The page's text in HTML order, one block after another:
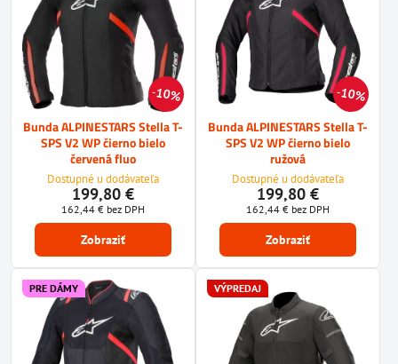
10%
Bunda ALPINESTARS Stella T-
SPS V2 WP čierno bielo
červená fluo
Dostupné u dodávateľa
199,80 €
162,44 € bez DPH
Zobraziť
10%
Bunda ALPINESTARS Stella T-
SPS V2 WP čierno bielo
ružová
Dostupné u dodávateľa
199,80 €
162,44 € bez DPH
Zobraziť
PRE DÁMY VÝPREDAJ